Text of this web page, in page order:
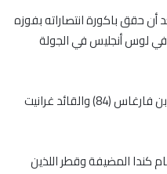
السويسري من ضمان تأهله إلى دور الـ 32 في نهائيات كأس العالم 2026 بعد أن حقق باكورة انتصاراته بفوزه
ستاديوم” في لوس أنجليس في الجولة
ويدين فريق المدرب مورات ياكين بفوزه إلى أهداف البديلين يوهان مانزامبي (74 و90) وروبن فارغاس (84) والقائد غرانيت
كندا المضيفة وقطر اللذين